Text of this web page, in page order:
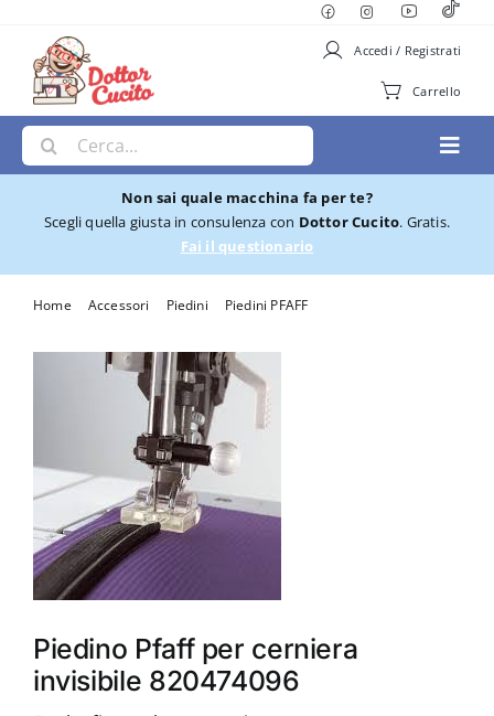
contenuto
Accedi / Registrati
Carrello
Cerca
per:
Macchine per Cucire
Ricamatrici
Cucito e Ricamo
Accessori
Piedini
Servizi
Non sai quale macchina fa per te?
Scegli quella giusta in consulenza con Dottor Cucito. Gratis.
Fai il questionario
Home Accessori Piedini
Piedini PFAFF
Piedino Pfaff per cerniera
invisibile 820474096